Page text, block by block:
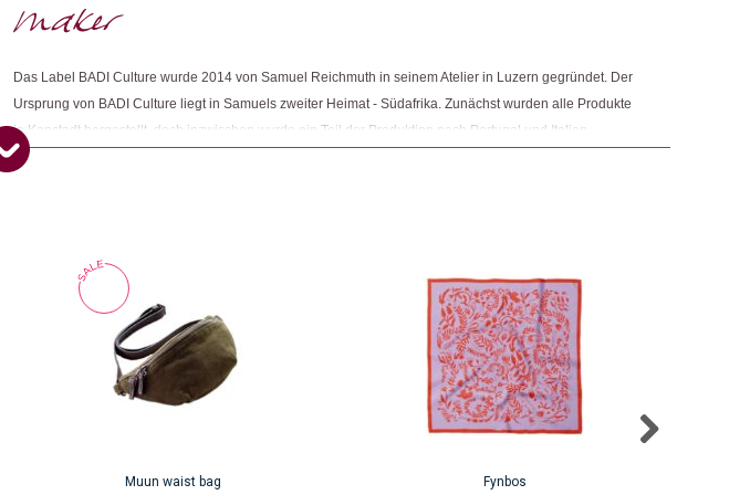
Dieses Produkt weiterempfehlen:
Das Label BADI Culture wurde 2014 von Samuel Reichmuth in seinem Atelier in Luzern gegründet. Der
Ursprung von BADI Culture liegt in Samuels zweiter Heimat - Südafrika. Zunächst wurden alle Produkte
in Kapstadt hergestellt, doch inzwischen wurde ein Teil der Produktion nach Portugal und Italien
verlagert. Der Fokus liegt auf der Kreation vielseitiger Produkte für den Alltag. Dabei möchte das Label
Muun waist bag Fynbos